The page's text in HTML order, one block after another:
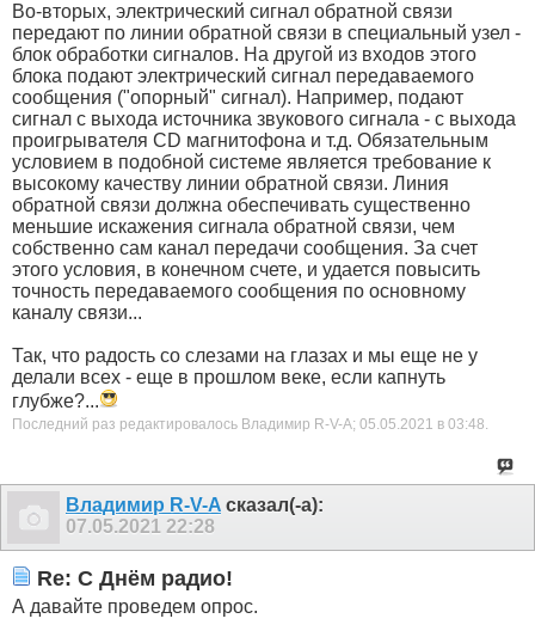
Во-вторых, электрический сигнал обратной связи
передают по линии обратной связи в специальный узел -
блок обработки сигналов. На другой из входов этого
блока подают электрический сигнал передаваемого
сообщения ("опорный" сигнал). Например, подают
сигнал с выхода источника звукового сигнала - с выхода
проигрывателя CD магнитофона и т.д. Обязательным
условием в подобной системе является требование к
высокому качеству линии обратной связи. Линия
обратной связи должна обеспечивать существенно
меньшие искажения сигнала обратной связи, чем
собственно сам канал передачи сообщения. За счет
этого условия, в конечном счете, и удается повысить
точность передаваемого сообщения по основному
каналу связи...
Так, что радость со слезами на глазах и мы еще не у
делали всех - еще в прошлом веке, если капнуть
глубже?...
Последний раз редактировалось Владимир R-V-A; 05.05.2021 в 03:48.
Владимир R-V-A сказал(-а):
07.05.2021 22:28
Re: С Днём радио!
А давайте проведем опрос.